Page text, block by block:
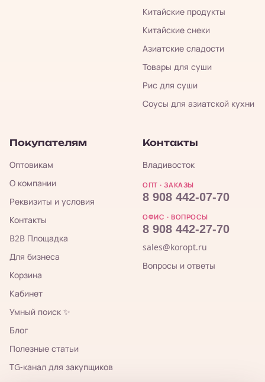
Китайские продукты
Китайские снеки
Азиатские сладости
Товары для суши
Рис для суши
Соусы для азиатской кухни
Покупателям
Оптовикам
О компании
Реквизиты и условия
Контакты
B2B Площадка
Для бизнеса
Корзина
Кабинет
Умный поиск ✨
Блог
Полезные статьи
TG-канал для закупщиков
Контакты
Владивосток
ОПТ · ЗАКАЗЫ
8 908 442-07-70
ОФИС · ВОПРОСЫ
8 908 442-27-70
sales@koropt.ru
Вопросы и ответы